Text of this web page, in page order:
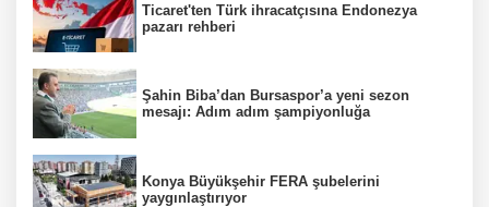
Ticaret'ten Türk ihracatçısına Endonezya
pazarı rehberi
Şahin Biba’dan Bursaspor’a yeni sezon
mesajı: Adım adım şampiyonluğa
Konya Büyükşehir FERA şubelerini
yaygınlaştırıyor